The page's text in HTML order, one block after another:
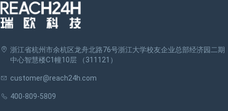
浙江省杭州市余杭区龙舟北路76号浙江大学校友企业总部经济园二期
中心智慧楼C1幢10层 （311121）
customer@reach24h.com
400-809-5809